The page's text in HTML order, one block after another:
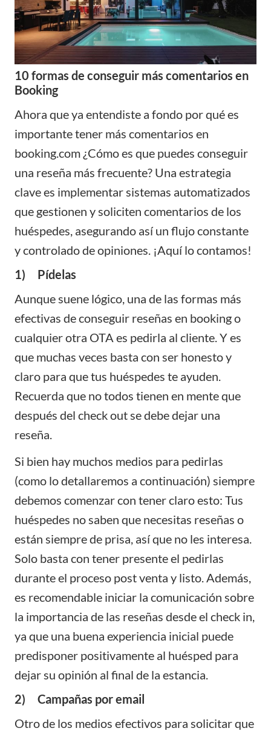
10 formas de conseguir más comentarios en
Booking
Ahora que ya entendiste a fondo por qué es
importante tener más comentarios en
booking.com ¿Cómo es que puedes conseguir
una reseña más frecuente? Una estrategia
clave es implementar sistemas automatizados
que gestionen y soliciten comentarios de los
huéspedes, asegurando así un flujo constante
y controlado de opiniones. ¡Aquí lo contamos!
1) Pídelas
Aunque suene lógico, una de las formas más
efectivas de conseguir reseñas en booking o
cualquier otra OTA es pedirla al cliente. Y es
que muchas veces basta con ser honesto y
claro para que tus huéspedes te ayuden.
Recuerda que no todos tienen en mente que
después del check out se debe dejar una
reseña.
Si bien hay muchos medios para pedirlas
(como lo detallaremos a continuación) siempre
debemos comenzar con tener claro esto: Tus
huéspedes no saben que necesitas reseñas o
están siempre de prisa, así que no les interesa.
Solo basta con tener presente el pedirlas
durante el proceso post venta y listo. Además,
es recomendable iniciar la comunicación sobre
la importancia de las reseñas desde el check in,
ya que una buena experiencia inicial puede
predisponer positivamente al huésped para
dejar su opinión al final de la estancia.
2) Campañas por email
Otro de los medios efectivos para solicitar que